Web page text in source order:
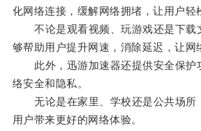
化网络连接，缓解网络拥堵，让用户轻
不论是观看视频、玩游戏还是下载
够帮助用户提升网速，消除延迟，让网
此外，迅游加速器还提供安全保护
络安全和隐私。
无论是在家里、学校还是公共场所
用户带来更好的网络体验。